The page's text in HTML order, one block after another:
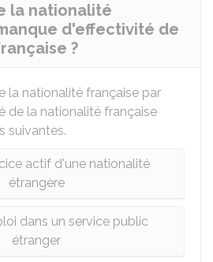
la nationalité
d'effectivité de
?
la nationalité française par
de la nationalité française
suivantes.
actif d'une nationalité
étrangère
dans un service public
étranger